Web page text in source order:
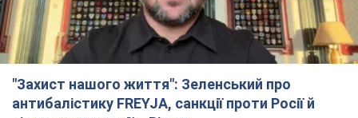
"Захист нашого життя": Зеленський про
антибалістику FREYJA, санкції проти Росії й